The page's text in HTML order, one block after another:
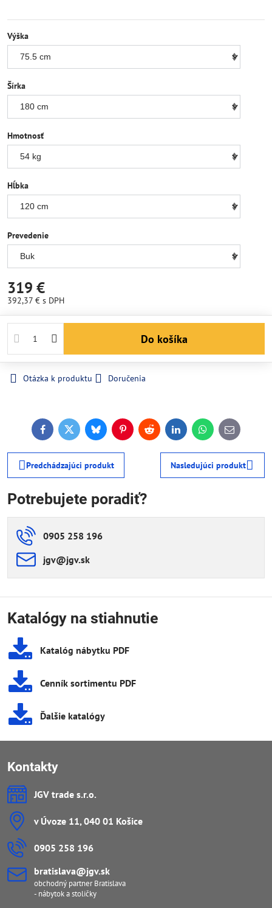
Výška
Šírka
Hmotnosť
Hĺbka
Prevedenie
319 €
392,37 € s DPH
Do košíka
Otázka k produktu Doručenia
FacebookTwitterBlueskyPinterestReddit LinkedInWhatsApp
E-
mail
Predchádzajúci produkt Nasledujúci produkt
Potrebujete poradiť?
0905 258 196
jgv​@jgv​.sk
Katalógy na stiahnutie
Katalóg nábytku PDF
Cenník sortimentu PDF
Ďalšie katalógy
Kontakty
JGV trade s​.r​.o​.
v Úvoze 11, 040 01 Košice
0905 258 196
bratislava​@jgv​.sk
obchodný partner Bratislava
- nábytok a stoličky